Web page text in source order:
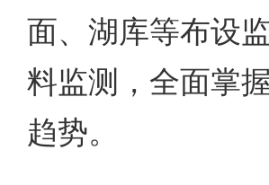
面、湖库等布设
料监测，全面掌
趋势。